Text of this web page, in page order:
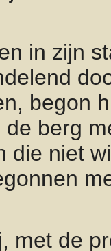
in zijn
begon
berg
die niet
met de